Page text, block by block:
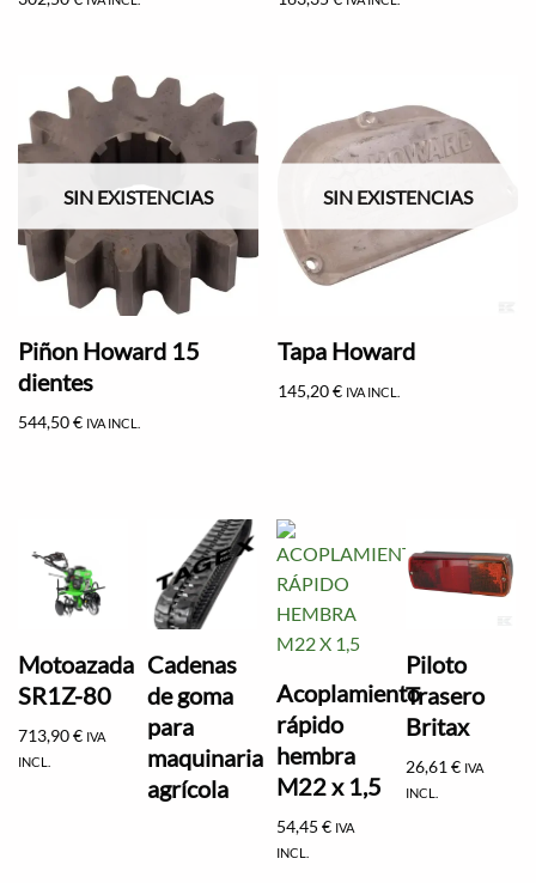
SIN EXISTENCIAS
Piñon Howard 15
dientes
544,50€ IVA INCL.
SIN EXISTENCIAS
Tapa Howard
145,20€ IVA INCL.
Motoazada
SR1Z-80
713,90€ IVA
INCL.
Cadenas
de goma
para
maquinaria
agrícola
Acoplamiento
rápido
hembra
M22 x 1,5
54,45€ IVA
INCL.
Piloto
Trasero
Britax
26,61€ IVA
INCL.